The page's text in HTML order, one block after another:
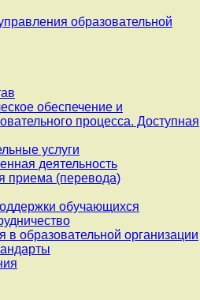
образовательной
обеспечение и
процесса. Доступная
услуги
деятельность
приема (перевода)
обучающихся
в образовательной организации